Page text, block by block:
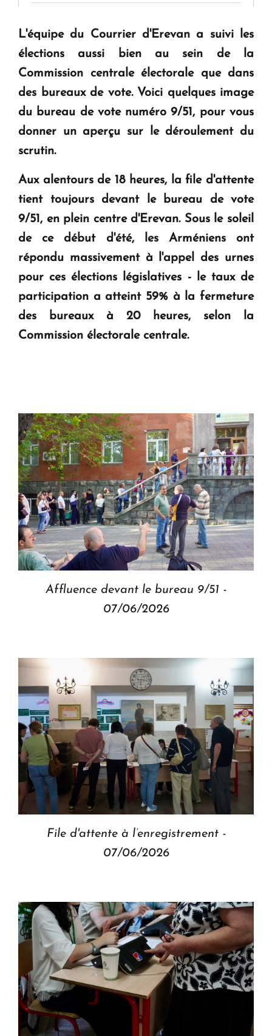
guerre, on est tous des perdants »
" Tant qu'il n'existe pas d'alternative concrète, la
question d'un référendum ne se pose pas. "
KASA : 30 ans d'audace, de résilience et d'avenir
en Arménie
Le premier hôtel Hyatt Regency d'Arménie
ouvrira ses portes à Dilijan
L'équipe du Courrier d'Erevan a suivi les
élections aussi bien au sein de la
Commission centrale électorale que dans
des bureaux de vote. Voici quelques image
du bureau de vote numéro 9/51, pour vous
donner un aperçu sur le déroulement du
scrutin.
Aux alentours de 18 heures, la file d'attente
tient toujours devant le bureau de vote
9/51, en plein centre d'Erevan. Sous le soleil
de ce début d'été, les Arméniens ont
répondu massivement à l'appel des urnes
pour ces élections législatives - le taux de
participation a atteint 59% à la fermeture
des bureaux à 20 heures, selon la
Commission électorale centrale.
Affluence devant le bureau 9/51 -
07/06/2026
File d'attente à l’enregistrement -
07/06/2026